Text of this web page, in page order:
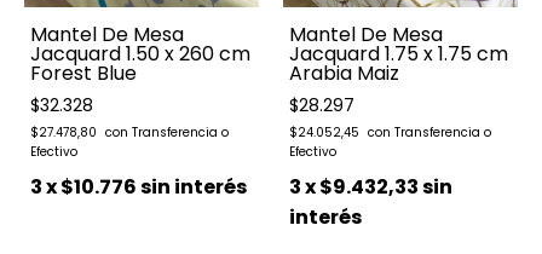
Mantel De Mesa
Jacquard 1.50 x 260 cm
Forest Blue
$32.328
$27.478,80
3x$10.776sin interés
Mantel De Mesa
Jacquard 1.75 x 1.75 cm
Arabia Maiz
$28.297
$24.052,45
3x$9.432,33sin
interés